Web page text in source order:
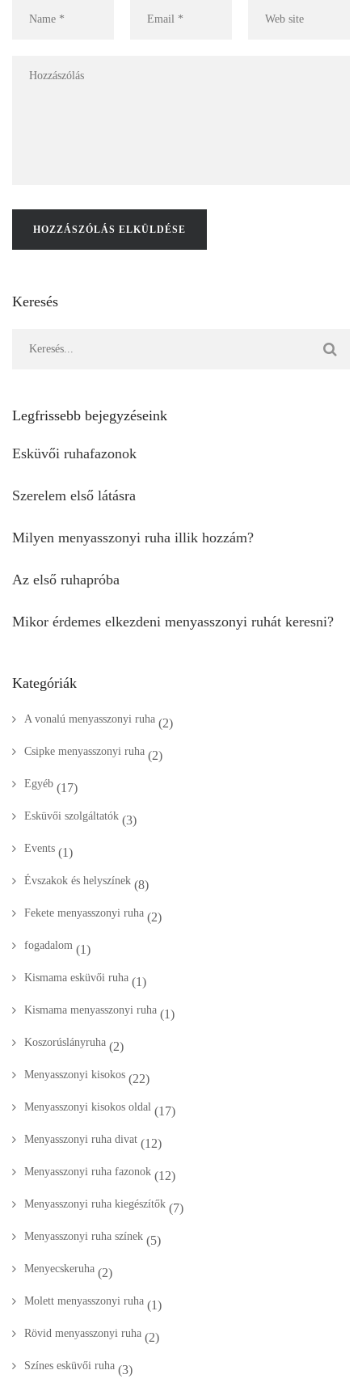
Keresés
Legfrissebb bejegyzéseink
Esküvői ruhafazonok
Szerelem első látásra
Milyen menyasszonyi ruha illik hozzám?
Az első ruhapróba
Mikor érdemes elkezdeni menyasszonyi ruhát keresni?
Kategóriák
A vonalú menyasszonyi ruha (2)
Csipke menyasszonyi ruha (2)
Egyéb (17)
Esküvői szolgáltatók (3)
Events (1)
Évszakok és helyszínek (8)
Fekete menyasszonyi ruha (2)
fogadalom (1)
Kismama esküvői ruha (1)
Kismama menyasszonyi ruha (1)
Koszorúslányruha (2)
Menyasszonyi kisokos (22)
Menyasszonyi kisokos oldal (17)
Menyasszonyi ruha divat (12)
Menyasszonyi ruha fazonok (12)
Menyasszonyi ruha kiegészítők (7)
Menyasszonyi ruha színek (5)
Menyecskeruha (2)
Molett menyasszonyi ruha (1)
Rövid menyasszonyi ruha (2)
Színes esküvői ruha (3)